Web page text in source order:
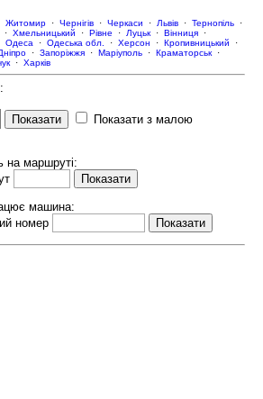
Житомир · Чернігів · Черкаси · Львів · Тернопіль ·
· Хмельницький · Рівне · Луцьк · Вінниця ·
Одеса · Одеська обл. · Херсон · Кропивницький ·
· Запоріжжя · Маріуполь · Краматорськ ·
· Харків
Показати з малою
маршруті:
машина:
номер